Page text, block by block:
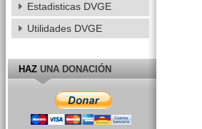
Estadisticas DVGE
Utilidades DVGE
HAZUNA DONACIÓN